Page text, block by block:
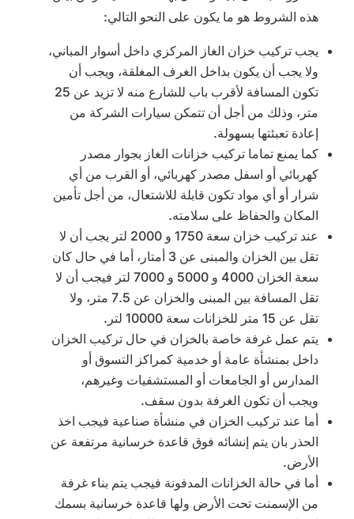
هذه الشروط هو ما يكون على النحو التالي:
يجب تركيب خزان الغاز المركزي داخل أسوار المباني،
ولا يجب أن يكون بداخل الغرف المغلقة، ويجب أن
تكون المسافة لأقرب باب للشارع منه لا تزيد عن 25
متر، وذلك من أجل أن تتمكن سيارات الشركة من
إعادة تعبئتها بسهولة.
كما يمنع تماما تركيب خزانات الغاز بجوار مصدر
كهربائي أو اسفل مصدر كهربائي، أو القرب من أي
شرار أو أي مواد تكون قابلة للاشتعال، من أجل تأمين
المكان والحفاظ على سلامته.
عند تركيب خزان سعة 1750 و 2000 لتر يجب أن لا
تقل بين الخزان والمبنى عن 3 أمتار، أما في حال كان
سعة الخزان 4000 و 5000 و 7000 لتر فيجب أن لا
تقل المسافة بين المبنى والخزان عن 7.5 متر، ولا
تقل عن 15 متر للخزانات سعة 10000 لتر.
يتم عمل غرفة خاصة بالخزان في حال تركيب الخزان
داخل بمنشأة عامة أو خدمية كمراكز التسوق أو
المدارس أو الجامعات أو المستشفيات وغيرهم،
ويجب أن تكون الغرفة بدون سقف.
أما عند تركيب الخزان في منشأة صناعية فيجب اخذ
الحذر بان يتم إنشائه فوق قاعدة خرسانية مرتفعة عن
الأرض.
أما في حالة الخزانات المدفونة فيجب يتم بناء غرفة
من الإسمنت تحت الأرض ولها قاعدة خرسانية بسمك